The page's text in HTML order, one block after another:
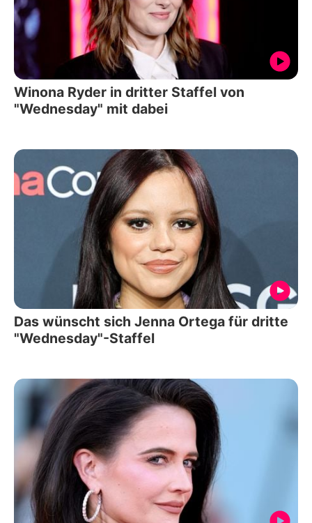
Winona Ryder in dritter Staffel von
"Wednesday" mit dabei
Das wünscht sich Jenna Ortega für dritte
"Wednesday"-Staffel